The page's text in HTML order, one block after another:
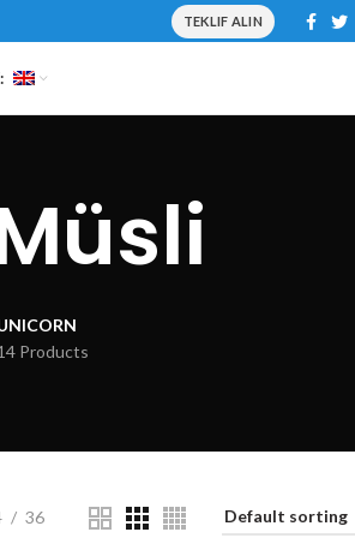
TEKLIF ALIN
Products
36